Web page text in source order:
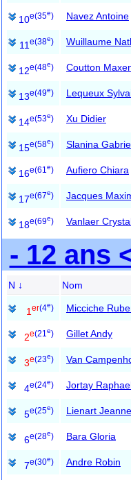
10e(35e) Navez Antoine
11 e(38e) Wuillaume
12e(48e) Coutton
13e(49e) Lequeux
14e(53e) Xu Didier
15e(58e) Slanina
16e(61e) Aufiero Chiara
17e(67e) Jacques
18e(69e) Vanlaer
- 12 ans
N ↓ Nom
1 er(4e) Micciche
2e(21e) Gillet Andy
3e(23e) Van
4e(24e) Jortay
5e(25e) Lienart Jeanne
6e(28e) Bara Gloria
7e(30e) Andre Robin